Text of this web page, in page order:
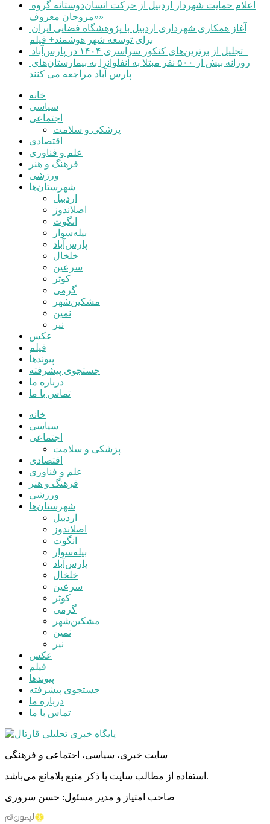
«مروجان معروف»
برای توسعه شهر هوشمند+ فیلم
پارس آباد مراجعه می کنند
خانه
سیاسی
اجتماعی
پزشکی و سلامت
اقتصادی
علم و فناوری
فرهنگ و هنر
ورزشی
شهرستان‌ها
اردبیل
اصلاندوز
انگوت
بیله‌سوار
پارس‌آباد
خلخال
سرعین
کوثر
گرمی
مشکین‌شهر
نمین
نیر
عکس
فیلم
پیوندها
جستجوی پیشرفته
درباره ما
تماس با ما
خانه
سیاسی
اجتماعی
پزشکی و سلامت
اقتصادی
علم و فناوری
فرهنگ و هنر
ورزشی
شهرستان‌ها
اردبیل
اصلاندوز
انگوت
بیله‌سوار
پارس‌آباد
خلخال
سرعین
کوثر
گرمی
مشکین‌شهر
نمین
نیر
عکس
فیلم
پیوندها
جستجوی پیشرفته
درباره ما
تماس با ما
سایت خبری، سیاسی، اجتماعی و فرهنگی
استفاده از مطالب سایت با ذکر منبع بلامانع می‌باشد.
صاحب امتیاز و مدیر مسئول: حسن سروری